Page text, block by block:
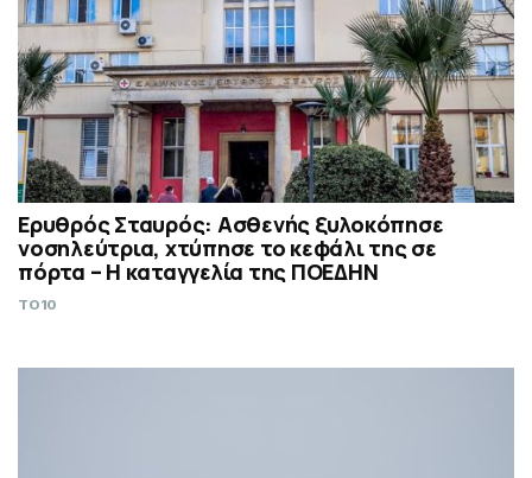
Ερυθρός Σταυρός: Ασθενής ξυλοκόπησε
νοσηλεύτρια, χτύπησε το κεφάλι της σε
πόρτα – Η καταγγελία της ΠΟΕΔΗΝ
TO10